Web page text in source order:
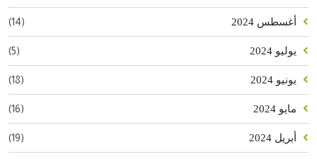
أغسطس 2024 (14)
يوليو 2024 (5)
يونيو 2024 (18)
مايو 2024 (16)
أبريل 2024 (19)